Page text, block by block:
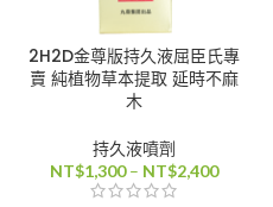
2H2D金尊版持久液屈臣氏專
賣 純植物草本提取 延時不麻
木
持久液噴劑
NT$1,300 – NT$2,400價